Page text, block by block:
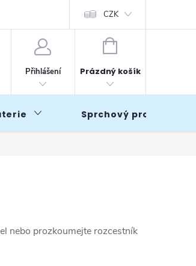
CZK
Přihlášení
NÁKUPNÍ
Prázdný košík
Sprchový program
nebo prozkoumejte rozcestník